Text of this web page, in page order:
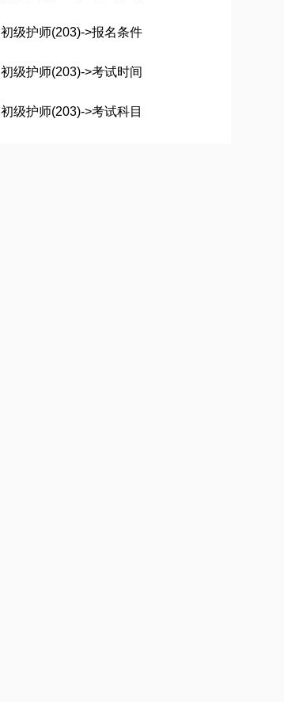
初级护师(203)->报名条件
初级护师(203)->考试时间
初级护师(203)->考试科目